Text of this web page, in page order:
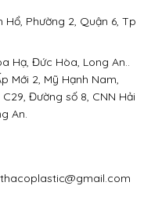
Hạ, Đức Hòa, Long An..
Mới 2, Mỹ Hạnh Nam,
C29, Đường số 8, CNN Hải
An.
Hổ, Phường 2, Quận 6, Tp